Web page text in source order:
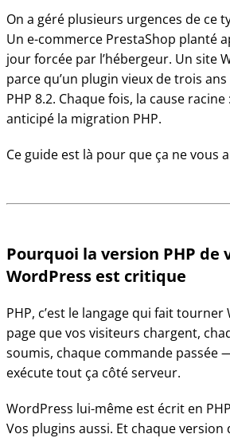
On a géré plusieurs urgences de ce
Un e-commerce PrestaShop planté
jour forcée par l’hébergeur. Un site
parce qu’un plugin vieux de trois
PHP 8.2. Chaque fois, la cause
anticipé la migration PHP.
Ce guide est là pour que ça ne vous
Pourquoi la version PHP de
WordPress est critique
PHP, c’est le langage qui fait
page que vos visiteurs chargent,
soumis, chaque commande passée
exécute tout ça côté serveur.
WordPress lui-même est écrit en
Vos plugins aussi. Et chaque version